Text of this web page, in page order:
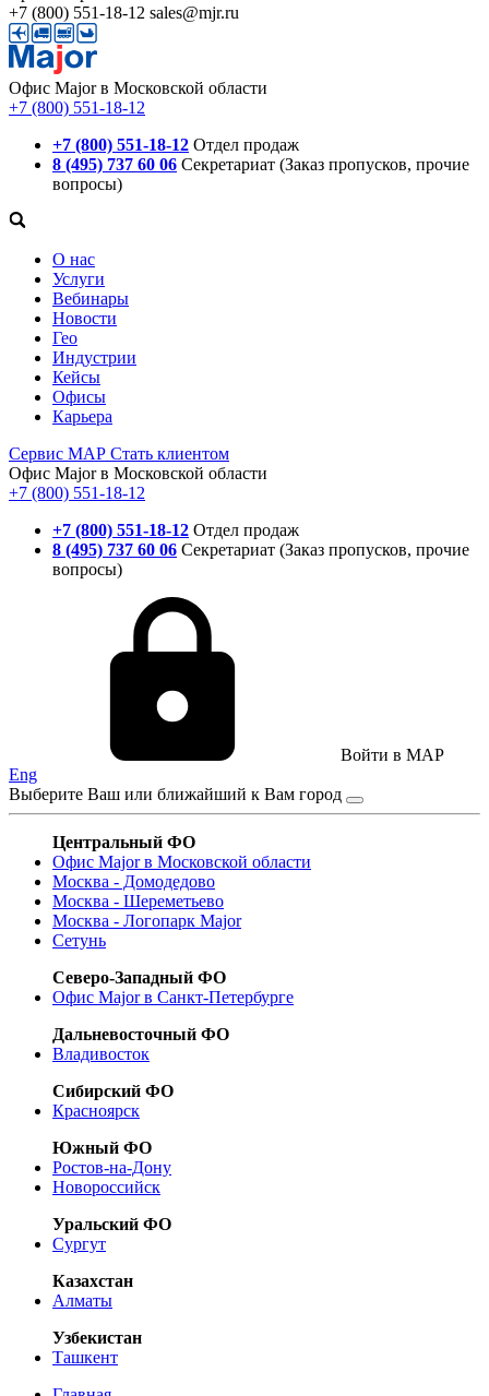
+7 (800) 551-18-12 sales@mjr.ru
Офис Major в Московской области
+7 (800) 551-18-12
+7 (800) 551-18-12 Отдел продаж
8 (495) 737 60 06 Секретариат (Заказ пропусков, прочие
вопросы)
О нас
Услуги
Вебинары
Новости
Гео
Индустрии
Кейсы
Офисы
Карьера
Сервис МАР Стать клиентом
Офис Major в Московской области
+7 (800) 551-18-12
+7 (800) 551-18-12 Отдел продаж
8 (495) 737 60 06 Секретариат (Заказ пропусков, прочие
вопросы)
Войти в MAP
Eng
Выберите Ваш или ближайший к Вам город
Центральный ФО
Офис Major в Московской области
Москва - Домодедово
Москва - Шереметьево
Москва - Логопарк Major
Сетунь
Северо-Западный ФО
Офис Major в Санкт-Петербурге
Дальневосточный ФО
Владивосток
Сибирский ФО
Красноярск
Южный ФО
Ростов-на-Дону
Новороссийск
Уральский ФО
Сургут
Казахстан
Алматы
Узбекистан
Ташкент